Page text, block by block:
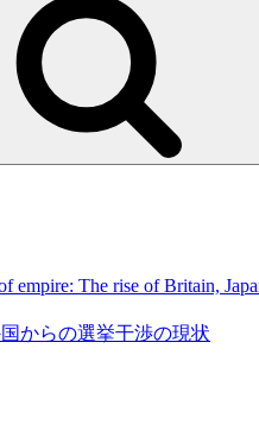
empire: The rise of Britain,
からの選挙干渉の現状